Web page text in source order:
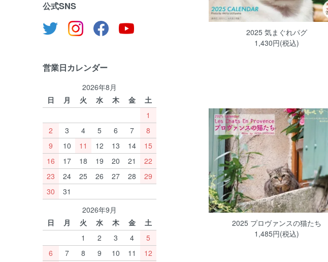
2025 気まぐれパグ
1,430円(税込)
2025 プロヴァンスの猫たち
1,485円(税込)
公式SNS
営業日カレンダー
2026年8月
日
月 火 水 木 金
土
1
2
3 4 5 6 7
8
9
10 11 12 13 14
15
16
17 18 19 20 21
22
23
24 25 26 27 28
29
30
31
2026年9月
日
月 火 水 木 金
土
1
2 3 4
5
6
7 8 9 10 11
12